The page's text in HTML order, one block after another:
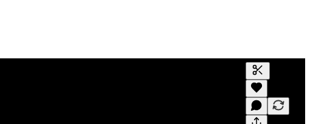
Generate
A transcript
editing.